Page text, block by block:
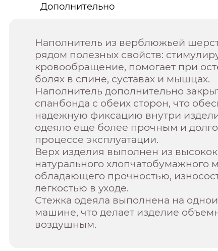
Дополнительно
Наполнитель из верблюжьей
рядом полезных свойств:
кровообращение, помогает при
болях в спине, суставах и мышцах.
Наполнитель дополнительно
спанбонда с обеих сторон, что
надежную фиксацию внутри
одеяло еще более прочным и
процессе эксплуатации.
Верх изделия выполнен из
натурального хлопчатобумажного
обладающего прочностью,
легкостью в уходе.
Стежка одеяла выполнена на
машине, что делает изделие
воздушным.